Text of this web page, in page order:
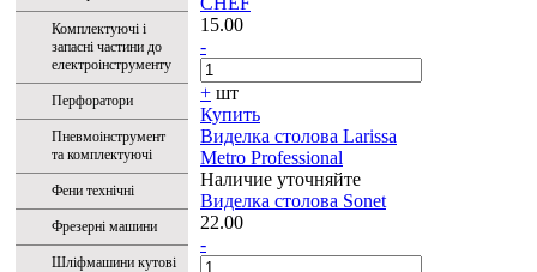
Комплектуючі і
запасні частини до
електроінструменту
Перфоратори
Пневмоінструмент
та комплектуючі
Фени технічні
Фрезерні машини
Шліфмашини кутові
15.00
-
+ шт
Купить
Виделка столова Larissa
Metro Professional
Наличие уточняйте
Виделка столова Sonet
22.00
-